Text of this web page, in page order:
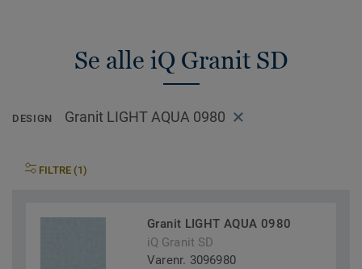
Se alle iQ Granit SD
DESIGN Granit LIGHT AQUA 0980
FILTRE (1)
Granit LIGHT AQUA 0980
iQ Granit SD
Varenr. 3096980